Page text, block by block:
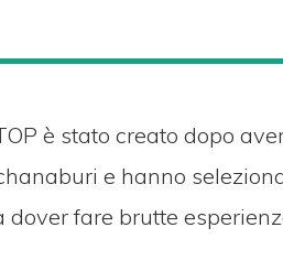
è stato creato dopo a
e hanno sele
dover fare brutte